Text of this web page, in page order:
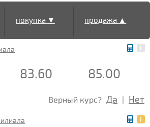
покупка ▼ продажа ▲
83.60 85.00
Верный курс? Да | Нет